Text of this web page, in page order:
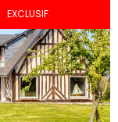
EXCLUSIF